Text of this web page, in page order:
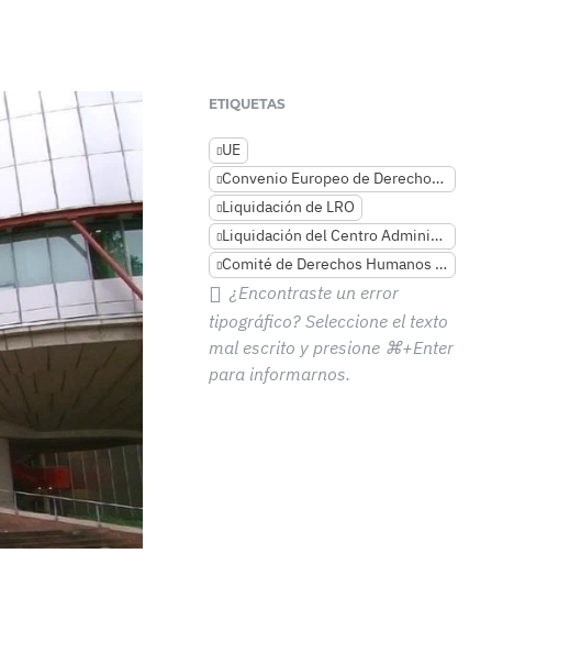
ETIQUETAS
UE
Convenio Europeo de Derechos Humanos
Liquidación de LRO
Liquidación del Centro Administrativo
Comité de Derechos Humanos de las Naciones Unidas
¿Encontraste un error
tipográfico? Seleccione el texto
mal escrito y presione ⌘+Enter
para informarnos.